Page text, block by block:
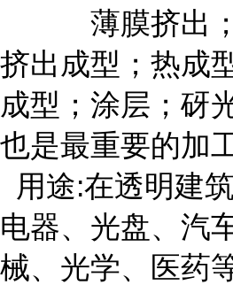
薄膜挤出；
挤出成型；热成
成型；涂层；砑
也是最重要的加
用途:在透明建
电器、光盘、汽
械、光学、医药